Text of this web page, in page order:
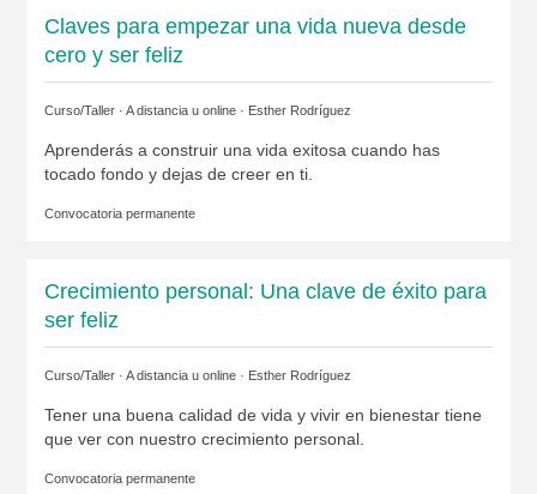
Claves para empezar una vida nueva desde
cero y ser feliz
Curso/Taller · A distancia u online · Esther Rodríguez
Aprenderás a construir una vida exitosa cuando has
tocado fondo y dejas de creer en ti.
Convocatoria permanente
Crecimiento personal: Una clave de éxito para
ser feliz
Curso/Taller · A distancia u online · Esther Rodríguez
Tener una buena calidad de vida y vivir en bienestar tiene
que ver con nuestro crecimiento personal.
Convocatoria permanente